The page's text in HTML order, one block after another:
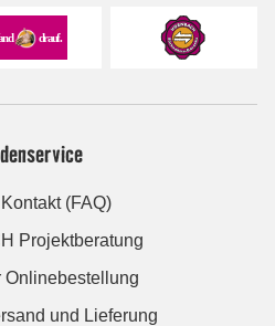
(FAQ)
Projektberatung
Onlinebestellung
und Lieferung